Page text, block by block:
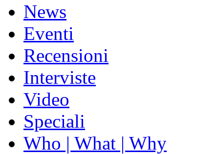
News
Eventi
Recensioni
Interviste
Video
Speciali
Who | What | Why